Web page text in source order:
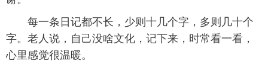
每一条日记都不长，少则十几个字，多则几十个
字。老人说，自己没啥文化，记下来，时常看一看，
心里感觉很温暖。